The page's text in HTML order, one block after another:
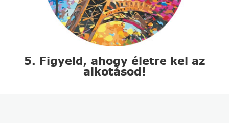
5. Figyeld, ahogy életre kel az
alkotásod!